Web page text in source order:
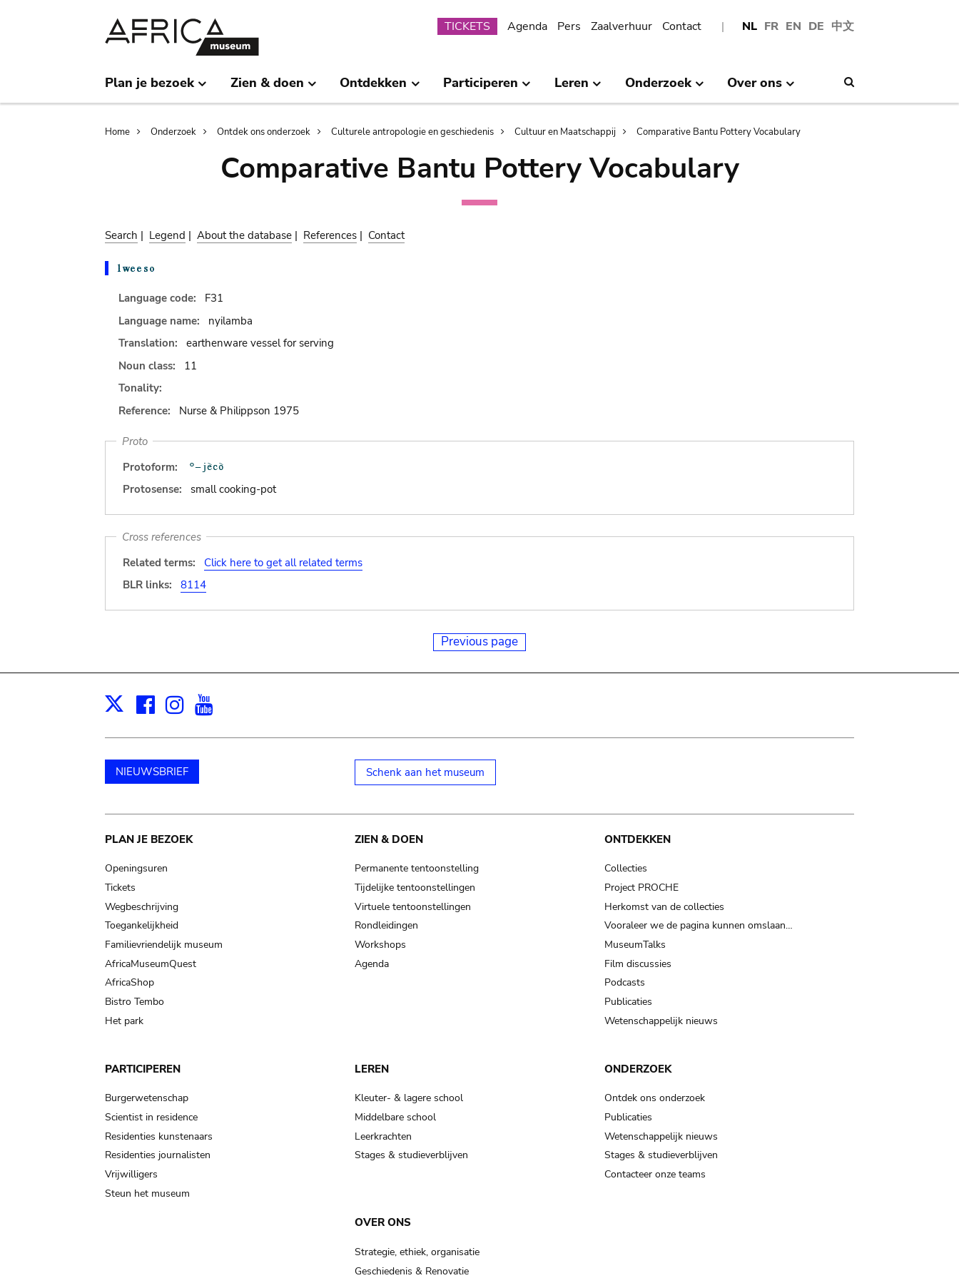
NL FR EN DE 中文
Submenu
TICKETS Agenda Pers Zaalverhuur Contact
Plan je bezoek Zien & doen Ontdekken Participeren Leren Onderzoek Over ons
Breadcrumb
Home Onderzoek Ontdek ons onderzoek Culturele antropologie en geschiedenis Cultuur en Maatschappij Comparative Bantu Pottery Vocabulary
Comparative Bantu Pottery Vocabulary
Search | Legend | About the database | References | Contact
Language code:
F31
Language name:
nyilamba
Translation:
earthenware vessel for serving
Noun class:
11
Tonality:
Reference:
Nurse & Philippson 1975
Proto
Protoform:
Protosense:
small cooking-pot
Cross references
Related terms:
Click here to get all related terms
BLR links:
8114
Previous page
X Facebook
Instagram
NIEUWSBRIEF Schenk aan het museum
Main
navigation
PLAN JE BEZOEK
Openingsuren
Tickets
Wegbeschrijving
Toegankelijkheid
Familievriendelijk museum
AfricaMuseumQuest
AfricaShop
Bistro Tembo
Het park
ZIEN & DOEN
Permanente tentoonstelling
Tijdelijke tentoonstellingen
Virtuele tentoonstellingen
Rondleidingen
Workshops
Agenda
ONTDEKKEN
Collecties
Project PROCHE
Herkomst van de collecties
Vooraleer we de pagina kunnen omslaan…
MuseumTalks
Film discussies
Podcasts
Publicaties
Wetenschappelijk nieuws
PARTICIPEREN
Burgerwetenschap
Scientist in residence
Residenties kunstenaars
Residenties journalisten
Vrijwilligers
Steun het museum
LEREN
Kleuter- & lagere school
Middelbare school
Leerkrachten
Stages & studieverblijven
ONDERZOEK
Ontdek ons onderzoek
Publicaties
Wetenschappelijk nieuws
Stages & studieverblijven
Contacteer onze teams
OVER ONS
Strategie, ethiek, organisatie
Geschiedenis & Renovatie